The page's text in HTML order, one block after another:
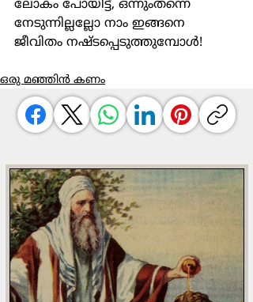
ലോകം പോയിട്ട്, ഒന്നുംതന്നെ
നേടുന്നില്ലല്ലോ നാം ഇങ്ങനെ
ജീവിതം നഷ്ടപ്പെടുത്തുമ്പോൾ!
ഒരു മഞ്ഞിൻ കണം